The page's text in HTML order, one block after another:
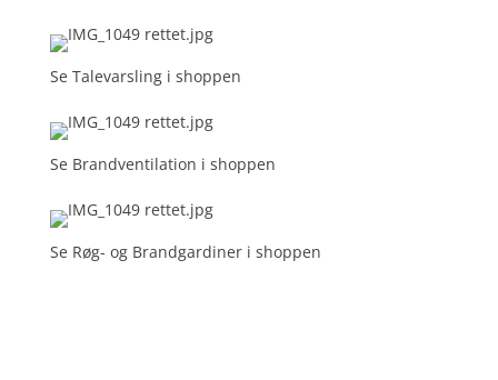
Se Talevarsling i shoppen
Se Brandventilation i shoppen
Se Røg- og Brandgardiner i shoppen